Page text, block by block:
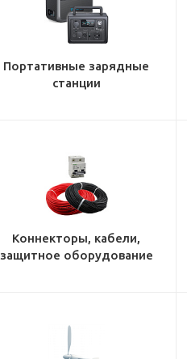
Портативные зарядные
станции
Коннекторы, кабели,
защитное оборудование